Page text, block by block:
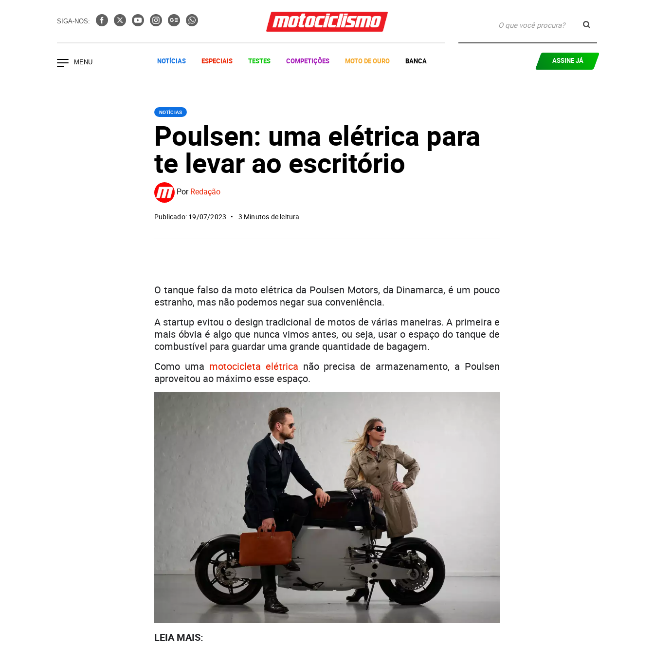
SIGA-NOS:
NOTÍCIAS ESPECIAIS TESTES COMPETIÇÕES MOTO DE OURO BANCA ASSINE JÁ
NOTÍCIAS
Poulsen: uma elétrica para
te levar ao escritório
PorRedação
Publicado: 19/07/2023 3 Minutos de leitura
O tanque falso da moto elétrica da Poulsen Motors, da Dinamarca, é um pouco
estranho, mas não podemos negar sua conveniência.
A startup evitou o design tradicional de motos de várias maneiras. A primeira e
mais óbvia é algo que nunca vimos antes, ou seja, usar o espaço do tanque de
combustível para guardar uma grande quantidade de bagagem.
Como uma motocicleta elétrica não precisa de armazenamento, a Poulsen
aproveitou ao máximo esse espaço.
LEIA MAIS: